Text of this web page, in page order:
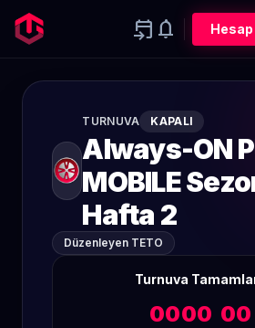
event_upcoming notifications
TURNUVA KAPALI
Always-ON
MOBILE
Hafta 2
Düzenleyen TETO
Turnuva
0000 00